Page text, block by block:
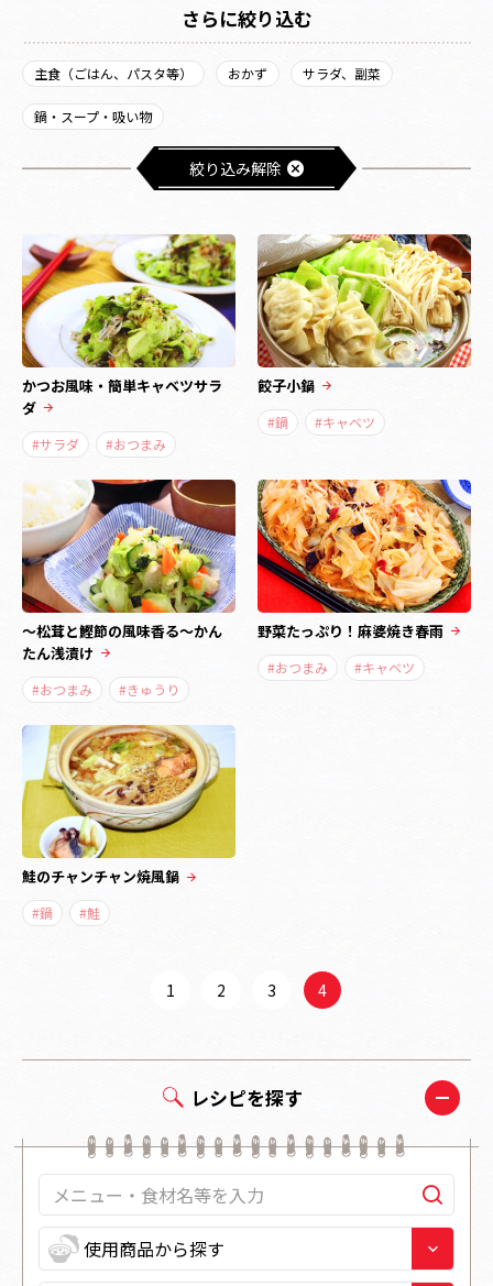
さらに絞り込む
主食（ごはん、パスタ等） おかず サラダ、副菜
鍋・スープ・吸い物
絞り込み解除
かつお風味・簡単キャベツサラ
ダ
#サラダ #おつまみ
餃子小鍋
#鍋 #キャベツ
～松茸と鰹節の風味香る～かん
たん浅漬け
#おつまみ #きゅうり
野菜たっぷり！麻婆焼き春雨
#おつまみ #キャベツ
鮭のチャンチャン焼風鍋
#鍋 #鮭
1 2 3 4
レシピを探す